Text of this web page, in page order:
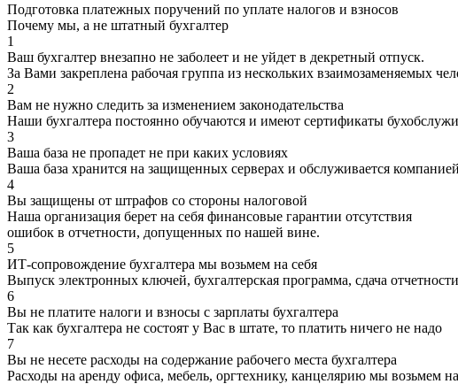
Подготовка платежных поручений по уплате налогов и взносов
Почему мы, а не штатный бухгалтер
1
Ваш бухгалтер внезапно не заболеет и не уйдет в декретный отпуск.
За Вами закреплена рабочая группа из нескольких взаимозаменяемых
2
Вам не нужно следить за изменением законодательства
Наши бухгалтера постоянно обучаются и имеют сертификаты
3
Ваша база не пропадет не при каких условиях
Ваша база хранится на защищенных серверах и обслуживается
4
Вы защищены от штрафов со стороны налоговой
Наша организация берет на себя финансовые гарантии отсутствия
ошибок в отчетности, допущенных по нашей вине.
5
ИТ-сопровождение бухгалтера мы возьмем на себя
Выпуск электронных ключей, бухгалтерская программа, сдача
6
Вы не платите налоги и взносы с зарплаты бухгалтера
Так как бухгалтера не состоят у Вас в штате, то платить ничего не надо
7
Вы не несете расходы на содержание рабочего места бухгалтера
Расходы на аренду офиса, мебель, оргтехнику, канцелярию мы возьмем